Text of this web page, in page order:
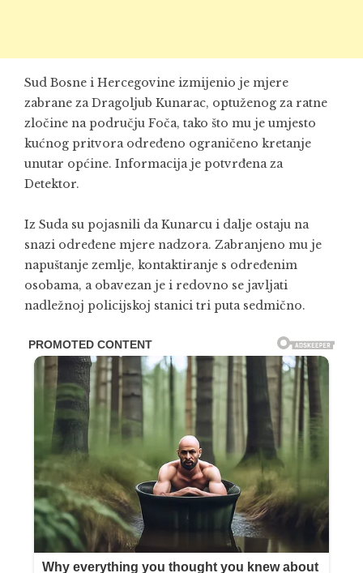
Sud Bosne i Hercegovine izmijenio je mjere
zabrane za Dragoljub Kunarac, optuženog za ratne
zločine na području Foča, tako što mu je umjesto
kućnog pritvora određeno ograničeno kretanje
unutar općine. Informacija je potvrđena za
Detektor.
Iz Suda su pojasnili da Kunarcu i dalje ostaju na
snazi određene mjere nadzora. Zabranjeno mu je
napuštanje zemlje, kontaktiranje s određenim
osobama, a obavezan je i redovno se javljati
nadležnoj policijskoj stanici tri puta sedmično.